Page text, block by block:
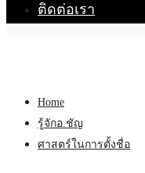
ติดต่อเรา
Home
รู้จักอ.ชัญ
ศาสตร์ในการตั้งชื่อ